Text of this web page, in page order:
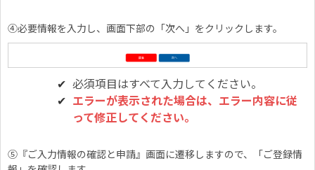
④必要情報を入力し、画面下部の「次へ」をクリックします。
必須項目はすべて入力してください。
エラーが表示された場合は、エラー内容に従
って修正してください。
⑤『ご入力情報の確認と申請』画面に遷移しますので、「ご登録情